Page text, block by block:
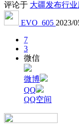
评论于 大疆发布行
EVO_605 2023/
7
3
微信
微博
QQ
QQ空间